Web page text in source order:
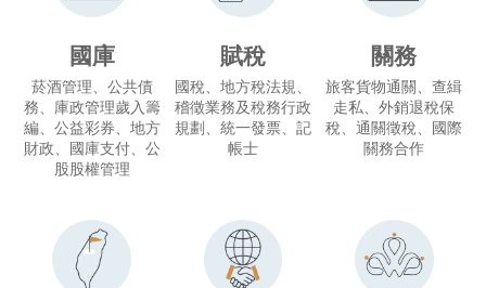
國庫
菸酒管理、公共債
務、庫政管理歲入籌
編、公益彩券、地方
財政、國庫支付、公
股股權管理
賦稅
國稅、地方稅法規、
稽徵業務及稅務行政
規劃、統一發票、記
帳士
關務
旅客貨物通關、查緝
走私、外銷退稅保
稅、通關徵稅、國際
關務合作